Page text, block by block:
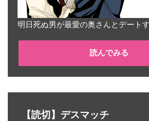
明日死ぬ男が最愛の奥さんとデート
読んでみる
【読切】デスマッチ